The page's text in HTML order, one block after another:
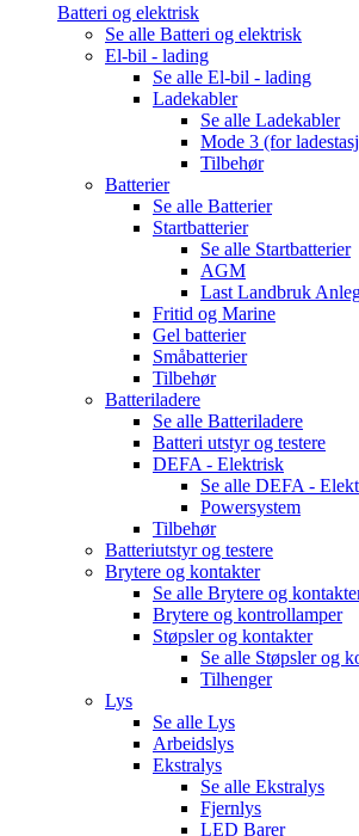
Batteri og elektrisk
Se alle Batteri og elektrisk
El-bil - lading
Se alle El-bil - lading
Ladekabler
Se alle Ladekabler
Mode 3 (for
Tilbehør
Batterier
Se alle Batterier
Startbatterier
Se alle Startbatterier
AGM
Last Landbruk
Fritid og Marine
Gel batterier
Småbatterier
Tilbehør
Batteriladere
Se alle Batteriladere
Batteri utstyr og testere
DEFA - Elektrisk
Se alle DEFA -
Powersystem
Tilbehør
Batteriutstyr og testere
Brytere og kontakter
Se alle Brytere og
Brytere og kontrollamper
Støpsler og kontakter
Se alle Støpsler og
Tilhenger
Lys
Se alle Lys
Arbeidslys
Ekstralys
Se alle Ekstralys
Fjernlys
LED Barer